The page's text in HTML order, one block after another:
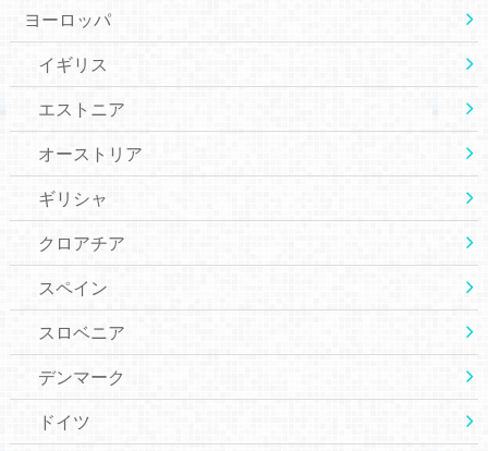
ヨーロッパ
イギリス
エストニア
オーストリア
ギリシャ
クロアチア
スペイン
スロベニア
デンマーク
ドイツ